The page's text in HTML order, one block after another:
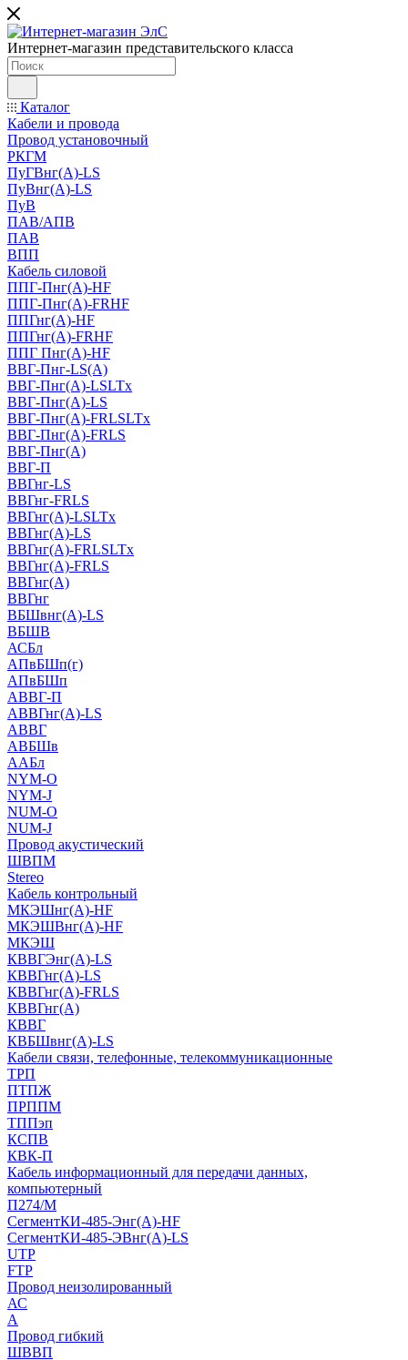
Интернет-магазин представительского класса
Каталог
Кабели и провода
Провод установочный
РКГМ
ПуГВнг(А)-LS
ПуВнг(А)-LS
ПуВ
ПАВ/АПВ
ПАВ
ВПП
Кабель силовой
ППГ-Пнг(А)-HF
ППГ-Пнг(А)-FRHF
ППГнг(А)-HF
ППГнг(А)-FRHF
ППГ Пнг(А)-HF
ВВГ-Пнг-LS(А)
ВВГ-Пнг(А)-LSLTx
ВВГ-Пнг(А)-LS
ВВГ-Пнг(А)-FRLSLTx
ВВГ-Пнг(А)-FRLS
ВВГ-Пнг(А)
ВВГ-П
ВВГнг-LS
ВВГнг-FRLS
ВВГнг(А)-LSLTx
ВВГнг(А)-LS
ВВГнг(А)-FRLSLTx
ВВГнг(А)-FRLS
ВВГнг(А)
ВВГнг
ВБШвнг(А)-LS
ВБШВ
АСБл
АПвБШп(г)
АПвБШп
АВВГ-П
АВВГнг(А)-LS
АВВГ
АВБШв
ААБл
NYM-O
NYM-J
NUM-О
NUM-J
Провод акустический
ШВПМ
Stereo
Кабель контрольный
МКЭШнг(A)-HF
МКЭШВнг(А)-HF
МКЭШ
КВВГЭнг(А)-LS
КВВГнг(А)-LS
КВВГнг(А)-FRLS
КВВГнг(А)
КВВГ
КВБШвнг(А)-LS
Кабели связи, телефонные, телекоммуникационные
ТРП
ПТПЖ
ПРППМ
ТППэп
КСПВ
КВК-П
Кабель информационный для передачи данных,
компьютерный
П274/М
СегментКИ-485-Энг(А)-HF
СегментКИ-485-ЭВнг(А)-LS
UTP
FTP
Провод неизолированный
АС
А
Провод гибкий
ШВВП